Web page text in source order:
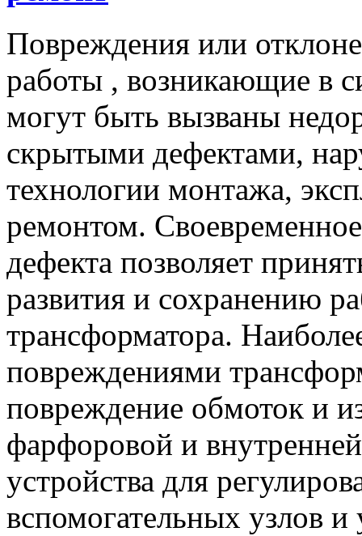
Повреждения или
работы , возникающие в
могут быть вызваны
скрытыми дефектами,
технологии монтажа,
ремонтом.
дефекта позволяет
развития и сохранению
трансформатора.
повреждениями
повреждение обмоток и
фарфоровой и
устройства для
вспомогательных узлов и